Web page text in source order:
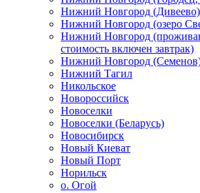
Нижний Новгород (Дивеево)
Нижний Новгород (озеро
Нижний Новгород
стоимость включен завтрак)
Нижний Новгород
Нижний Тагил
Никольское
Новороссийск
Новоселки
Новоселки (Беларусь)
Новосибирск
Новый Киеват
Новый Порт
Норильск
о. Огой